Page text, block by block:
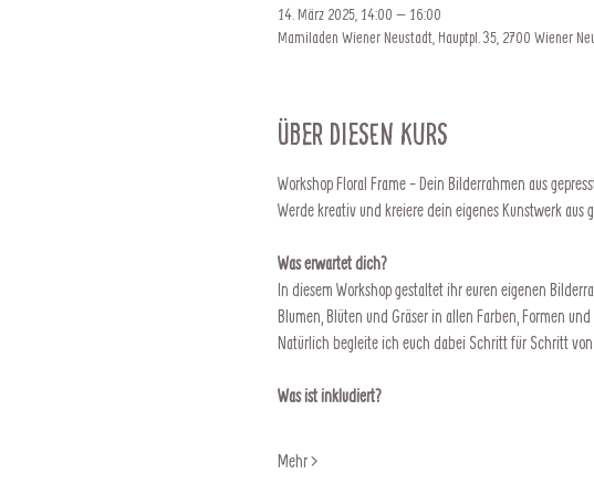
14. März 2025, 14:00 – 16:00
Mamiladen Wiener Neustadt, Hauptpl. 35, 2700 Wiener
Über diesen Kurs
Workshop Floral Frame - Dein Bilderrahmen aus
Werde kreativ und kreiere dein eigenes Kunstwerk aus
Was erwartet dich?
In diesem Workshop gestaltet ihr euren eigenen
Blumen, Blüten und Gräser in allen Farben, Formen und
Natürlich begleite ich euch dabei Schritt für Schritt
Was ist inkludiert?
Mehr >